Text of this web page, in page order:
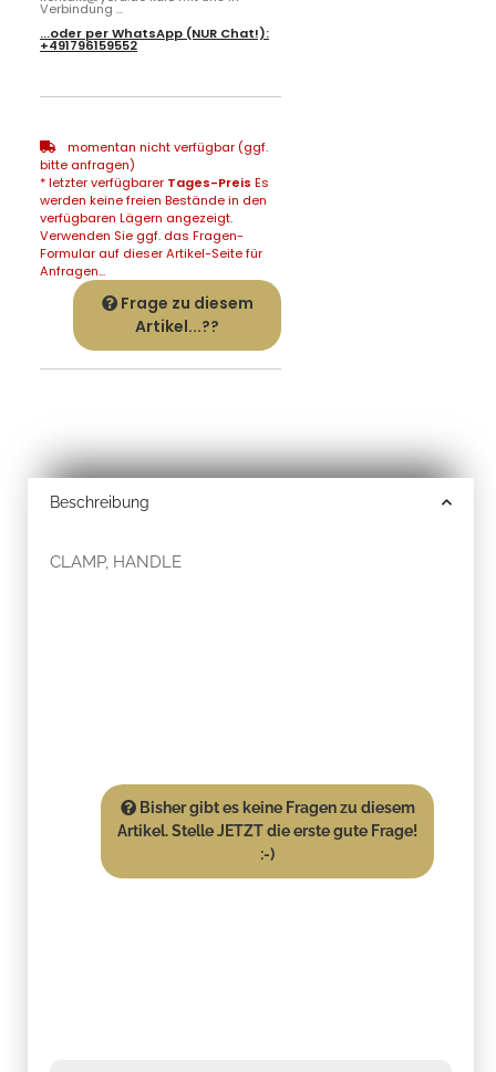
Verbindung ...
...oder perWhatsApp (NUR Chat!):
+491796159552
momentan nicht verfügbar (ggf.
bitte anfragen)
* letzter verfügbarer Tages-Preis Es
werden keine freien Bestände in den
verfügbaren Lägern angezeigt.
Verwenden Sie ggf. das Fragen-
Formular auf dieser Artikel-Seite für
Anfragen...
Frage zu diesem
Artikel...??
Beschreibung
CLAMP, HANDLE
Bisher gibt es keine Fragen zu diesem
Artikel. Stelle JETZT die erste gute Frage!
:-)